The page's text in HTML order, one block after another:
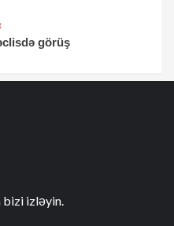
görüş
bizi izləyin.